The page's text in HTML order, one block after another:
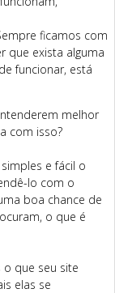
ficamos com
que exista alguma
funcionar, está
melhor
com isso?
e fácil o
lo com o
boa chance de
o que é
que seu site
elas se